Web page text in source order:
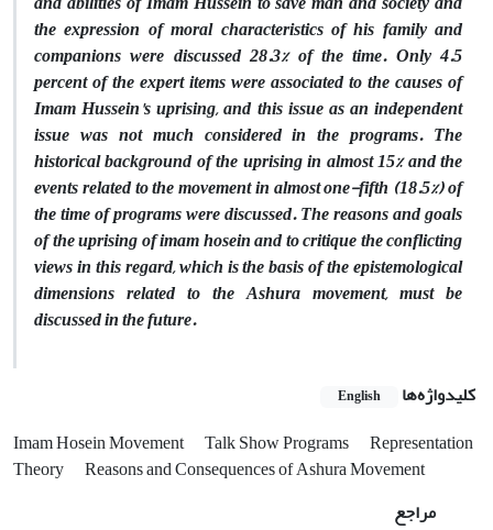
the expression of moral characteristics of his family and
companions were discussed 28.3% of the time. Only 4.5
percent of the expert items were associated to the causes of
Imam Hussein's uprising, and this issue as an independent
issue was not much considered in the programs. The
historical background of the uprising in almost 15% and the
events related to the movement in almost one-fifth (18.5%) of
the time of programs were discussed. The reasons and goals
of the uprising of imam hosein and to critique the conflicting
views in this regard, which is the basis of the epistemological
dimensions related to the Ashura movement, must be
discussed in the future.
کلیدواژه‌ها English
Imam Hosein Movement Talk Show Programs
Representation
Theory
Reasons and Consequences of Ashura Movement
مراجع